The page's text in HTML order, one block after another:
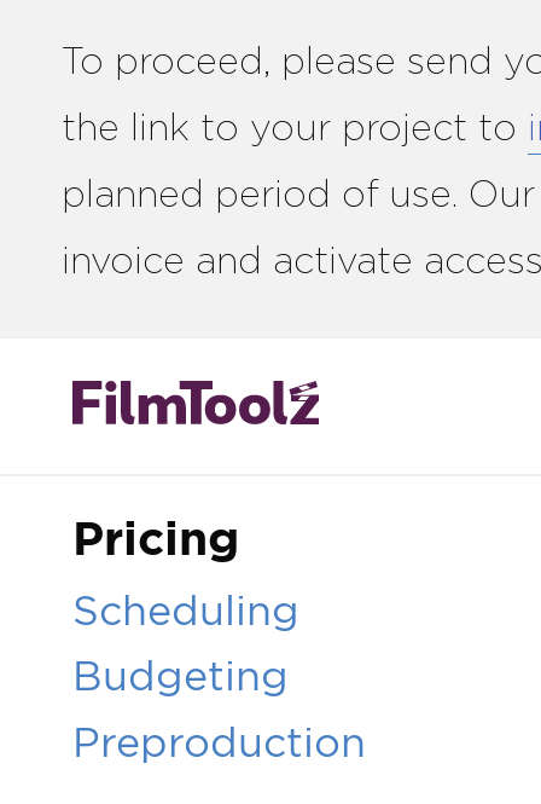
To proceed, please send
the link to your project to
planned period of use.
invoice and activate
Pricing
Scheduling
Budgeting
Preproduction